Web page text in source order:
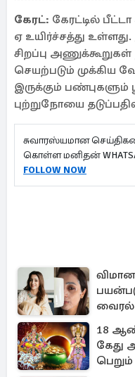
கேரட்: கேரட்டில்
ஏ உயிர்ச்சத்து
சிறப்பு அணுக்கூறுகள்
செயற்படும் முக்கிய
இருக்கும்
புற்றுநோயை
சுவாரஸ்யமான
கொள்ள மனிதன்
FOLLOW NOW
வைரல்
18
கேது
பெறும்